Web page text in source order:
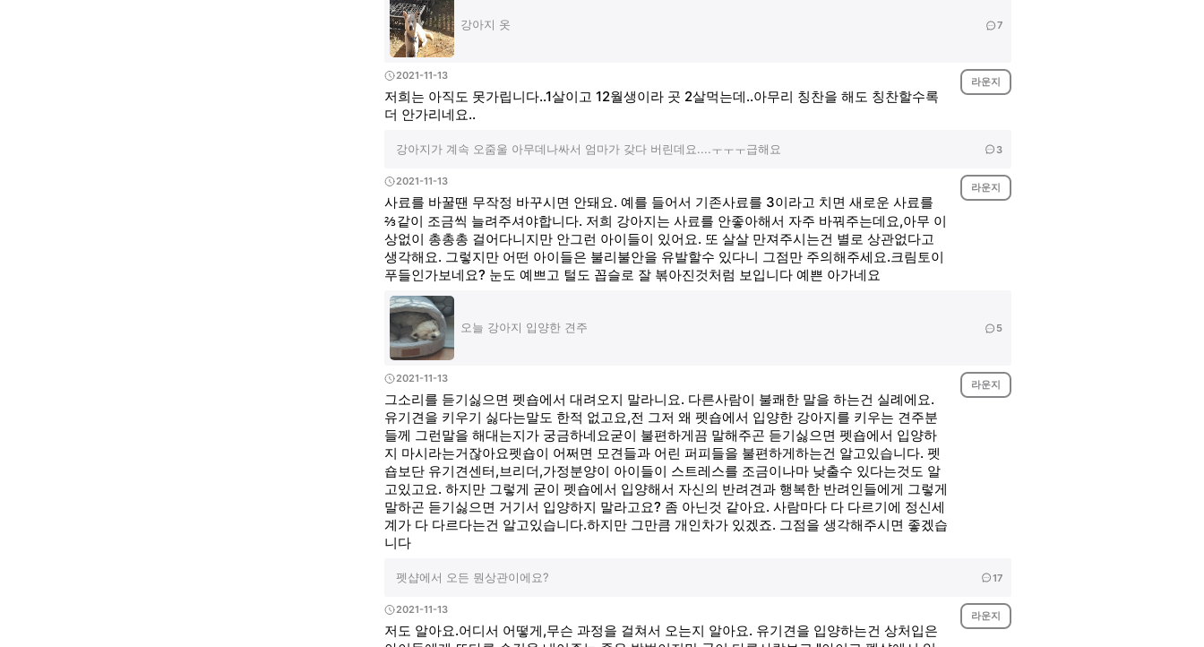
강아지 옷 7
2021-11-13 라운지
저희는 아직도 못가립니다..1살이고 12월생이라 곳 2살먹는데..아무리 칭찬을 해도 칭찬할수록
더 안가리네요..
강아지가 계속 오줌울 아무데나싸서 엄마가 갖다 버린데요....ㅜㅜㅜ급해요 3
2021-11-13 라운지
사료를 바꿀땐 무작정 바꾸시면 안돼요. 예를 들어서 기존사료를 3이라고 치면 새로운 사료를
⅔같이 조금씩 늘려주셔야합니다. 저희 강아지는 사료를 안좋아해서 자주 바꿔주는데요,아무 이
상없이 총총총 걸어다니지만 안그런 아이들이 있어요. 또 살살 만져주시는건 별로 상관없다고
생각해요. 그렇지만 어떤 아이들은 불리불안을 유발할수 있다니 그점만 주의해주세요.크림토이
푸들인가보네요? 눈도 예쁘고 털도 꼽슬로 잘 볶아진것처럼 보입니다 예쁜 아가네요
오늘 강아지 입양한 견주 5
2021-11-13 라운지
그소리를 듣기싫으면 펫숍에서 대려오지 말라니요. 다른사람이 불쾌한 말을 하는건 실례에요.
유기견을 키우기 싫다는말도 한적 없고요,전 그저 왜 펫숍에서 입양한 강아지를 키우는 견주분
들께 그런말을 해대는지가 궁금하네요굳이 불편하게끔 말해주곤 듣기싫으면 펫숍에서 입양하
지 마시라는거잖아요펫숍이 어쩌면 모견들과 어린 퍼피들을 불편하게하는건 알고있습니다. 펫
숍보단 유기견센터,브리더,가정분양이 아이들이 스트레스를 조금이나마 낮출수 있다는것도 알
고있고요. 하지만 그렇게 굳이 펫숍에서 입양해서 자신의 반려견과 행복한 반려인들에게 그렇게
말하곤 듣기싫으면 거기서 입양하지 말라고요? 좀 아닌것 같아요. 사람마다 다 다르기에 정신세
계가 다 다르다는건 알고있습니다.하지만 그만큼 개인차가 있겠죠. 그점을 생각해주시면 좋겠습
니다
펫샵에서 오든 뭔상관이에요? 17
2021-11-13 라운지
저도 알아요.어디서 어떻게,무슨 과정을 걸쳐서 오는지 알아요. 유기견을 입양하는건 상처입은